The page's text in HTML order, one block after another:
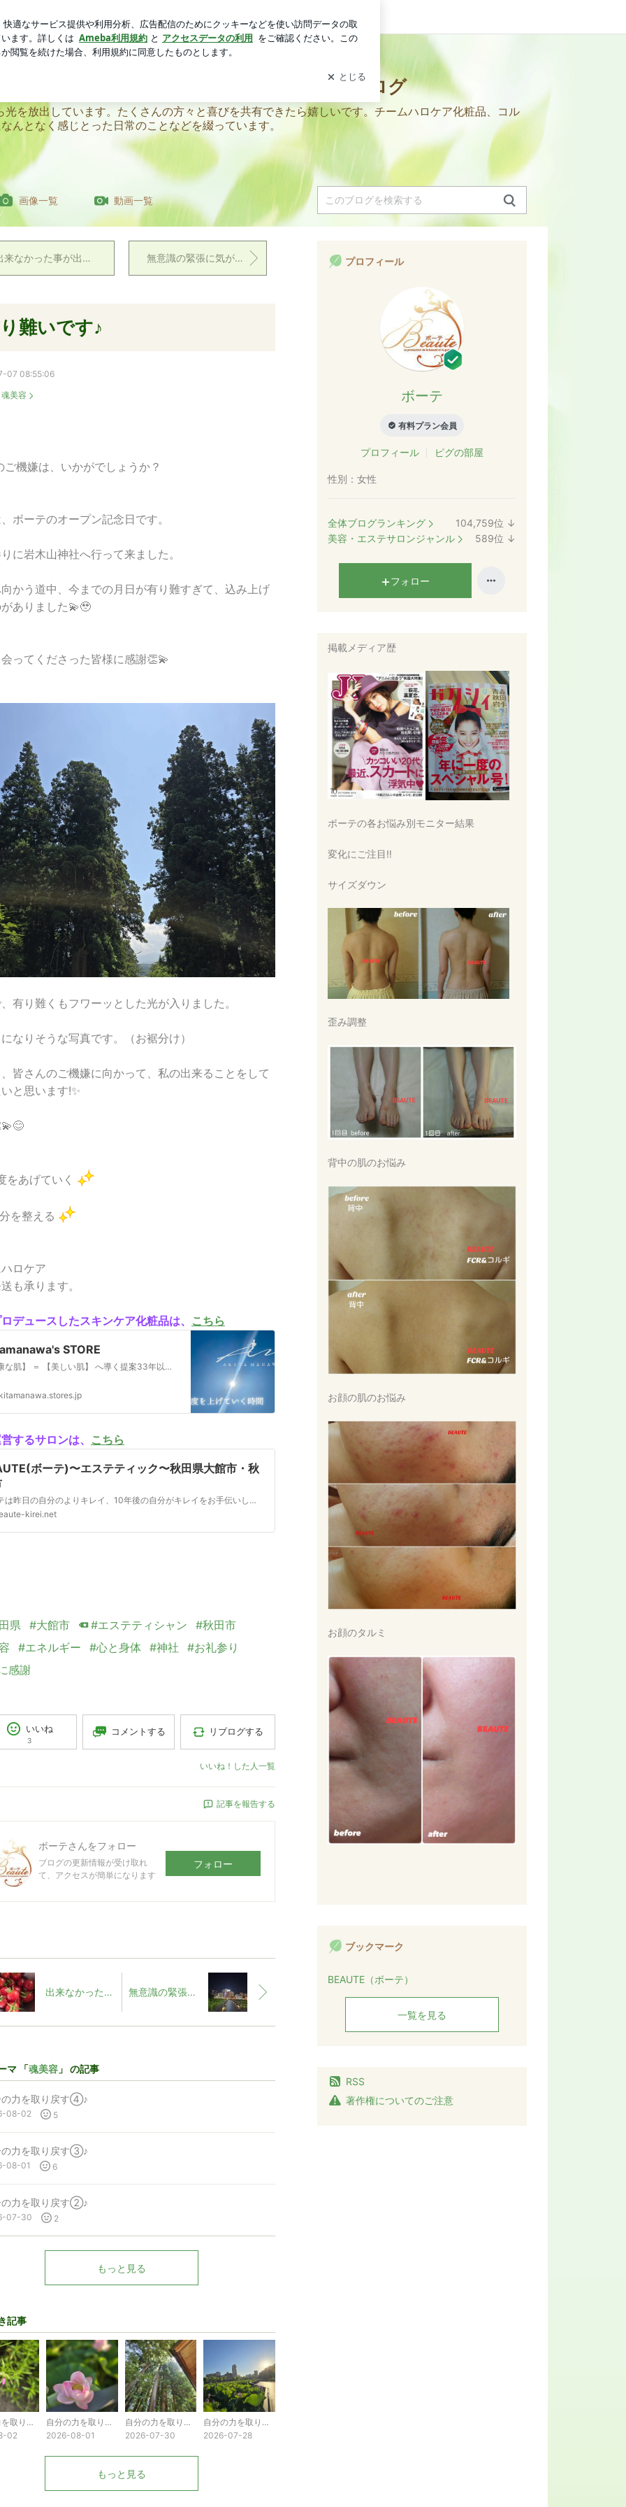
キタマナワの代表ブログ
ログイン
テサロンのボーテとアキタマナワの代表ブログ
を放出しています。たくさんの方々と喜びを共有できたら嬉しいです。チームハロケア化粧品、コル
んとなく感じとった日常のことなどを綴っています。
画像一覧 動画一覧
なかった事が出来るようになる♪ 無意識の緊張に気がつこう♪
難いです♪
07 08:55:06
魂美容
機嫌は、いかがでしょうか？
ボーテのオープン記念日です。
に岩木山神社へ行って来ました。
かう道中、今までの月日が有り難すぎて、込み上げ
ありました💫🥹
ってくださった皆様に感謝👏💫
有り難くもフワーッとした光が入りました。
なりそうな写真です。（お裾分け）
皆さんのご機嫌に向かって、私の出来ることをして
と思います!✨
をあげていく
を整える
ロケア
も承ります。
デュースしたスキンケア化粧品は、 こちら
STORE
【健康な肌】 ＝ 【美しい肌】 へ導く提案33年以上、約2万人のケアをしてきた現役のエステティシャンがプロデュースした経験値から生まれたチーム化粧品です。試作に３年かかり、構想には６年かけました。チーム商品になるまで待望の約９年で、皆様にお届けできるようになりました。33年間の長きに渡り、様々な肌の悩みを抱えた方々とお会いして、直接、肌に触れ…
するサロンは、 こちら
ボーテ)〜エステティック〜秋田県大館市・秋
ボーテは昨日の自分のよりキレイ、10年後の自分がキレイをお手伝いします。時間も料金も無理なく通え、入会金制度、契約などの強い営業は行っておりません。どうぞ安心してお越しください
kirei.net
県 #大館市 #エステティシャン
#秋田市
#エネルギー #心と身体 #神社
#お礼参り
感謝
いいね
3
コメントする リブログする
いいね！した人一覧
記事を報告する
ボーテさんをフォロー
ブログの更新情報が受け取れ
て、アクセスが簡単になります
フォロー
出来なかった事が出来るようになる♪ 無意識の緊張に気がつこう♪
マ 「魂美容 」 の記事
の力を取り戻す④♪
08-02 5
の力を取り戻す③♪
08-01 6
の力を取り戻す②♪
07-30 2
もっと見る
記事
自分の力を取り戻す④♪
02
自分の力を取り戻す③♪
2026-08-01
自分の力を取り戻す②♪
2026-07-30
自分の力を取り戻す①♪
2026-07-28
もっと見る
プロフィール
ボーテ
有料プラン会員
プロフィール ピグの部屋
性別： 女性
全体ブログランキング 104,759位 ↓
美容・エステサロンジャンル 589位 ↓
フォロー
掲載メディア歴
ボーテの各お悩み別モニター結果
変化にご注目‼
サイズダウン
歪み調整
背中の肌のお悩み
お顔の肌のお悩み
お顔のタルミ
ブックマーク
BEAUTE（ボーテ）
一覧を見る
RSS
著作権についてのご注意